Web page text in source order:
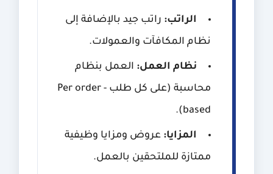
الراتب: راتب جيد بالإضافة إلى
نظام المكافآت والعمولات.
نظام العمل: العمل بنظام
محاسبة (على كل طلب - Per order
based).
المزايا: عروض ومزايا وظيفية
ممتازة للملتحقين بالعمل.